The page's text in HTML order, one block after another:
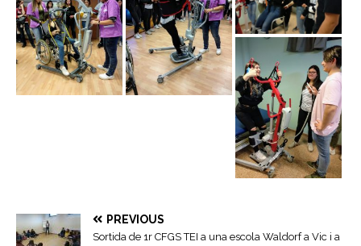
PREVIOUS
Sortida de 1r CFGS TEI a una escola Waldorf a Vic i a